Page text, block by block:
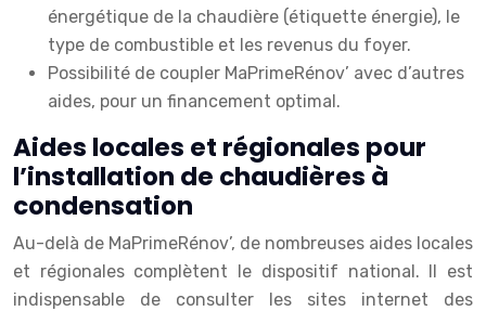
énergétique de la chaudière (étiquette énergie), le
type de combustible et les revenus du foyer.
Possibilité de coupler MaPrimeRénov’ avec d’autres
aides, pour un financement optimal.
Aides locales et régionales pour
l’installation de chaudières à
condensation
Au-delà de MaPrimeRénov’, de nombreuses aides locales
et régionales complètent le dispositif national. Il est
indispensable de consulter les sites internet des